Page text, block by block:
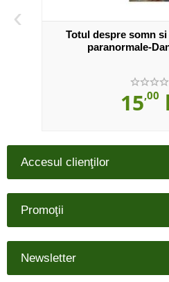
‹
Totul despre somn
paranormale-
15,00
Accesul clienţilor
Promoţii
Newsletter